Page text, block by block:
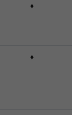
♦
♦